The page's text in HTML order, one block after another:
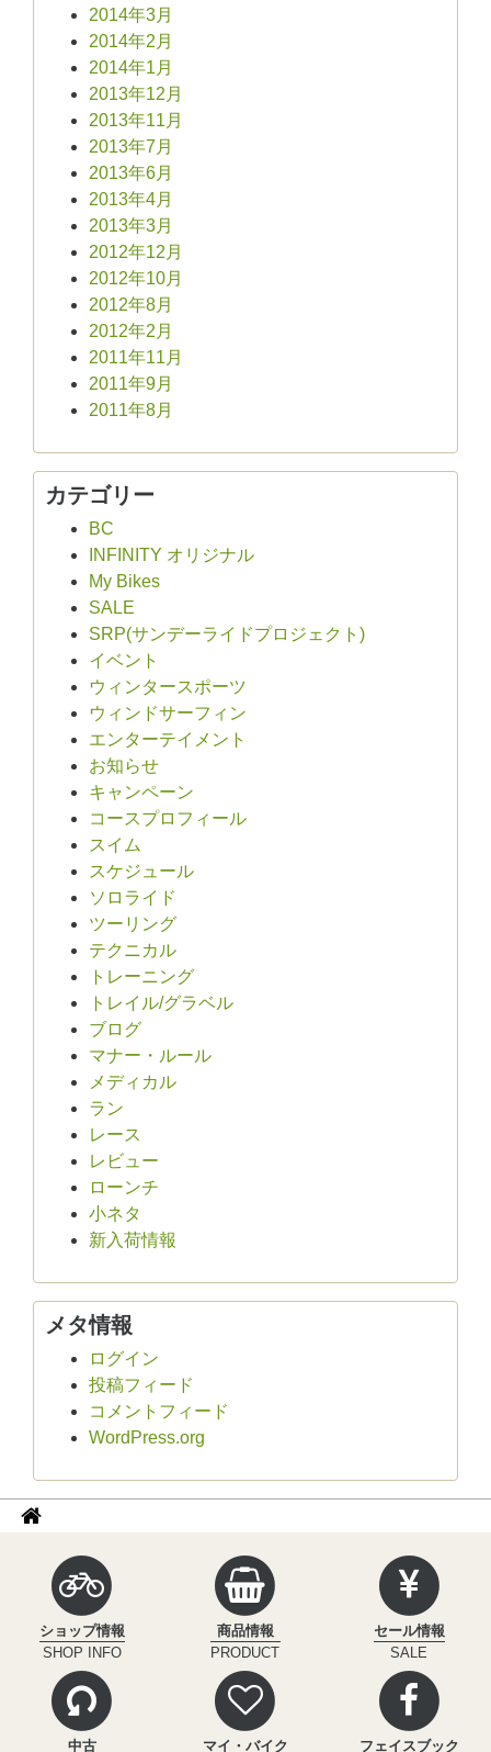
2014年3月
2014年2月
2014年1月
2013年12月
2013年11月
2013年7月
2013年6月
2013年4月
2013年3月
2012年12月
2012年10月
2012年8月
2012年2月
2011年11月
2011年9月
2011年8月
カテゴリー
BC
INFINITY オリジナル
My Bikes
SALE
SRP(サンデーライドプロジェクト)
イベント
ウィンタースポーツ
ウィンドサーフィン
エンターテイメント
お知らせ
キャンペーン
コースプロフィール
スイム
スケジュール
ソロライド
ツーリング
テクニカル
トレーニング
トレイル/グラベル
ブログ
マナー・ルール
メディカル
ラン
レース
レビュー
ローンチ
小ネタ
新入荷情報
メタ情報
ログイン
投稿フィード
コメントフィード
WordPress.org
パ
ナ
ク
ル
イ
ン
フ
ィ
ニ
ショップ情報
SHOP INFO
商品情報
PRODUCT
セール情報
SALE
中古 マイ・バイク フェイスブック